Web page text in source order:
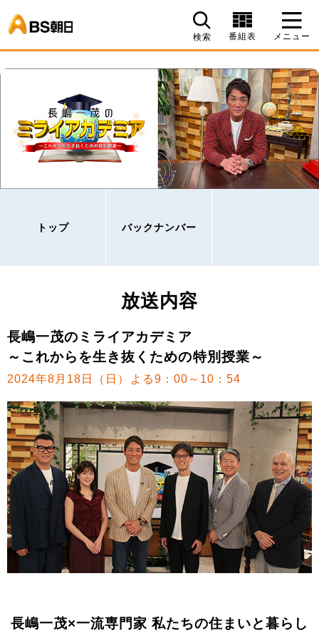
検索 番組表 メニュー
トップ バックナンバー
放送内容
長嶋一茂のミライアカデミア
～これからを生き抜くための特別授業～
2024年8月18日（日）よる9：00～10：54
長嶋一茂×一流専門家 私たちの住まいと暮らし